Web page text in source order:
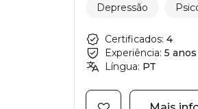
Depressão
Certificados: 4
Experiência: 5 anos
Língua: PT